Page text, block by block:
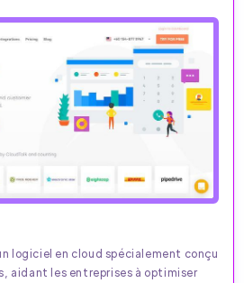
logiciel en cloud spécialement conçu
aidant les entreprises à optimiser